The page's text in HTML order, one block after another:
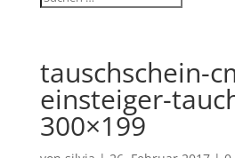
tauschschein-
einsteiger-
300×199